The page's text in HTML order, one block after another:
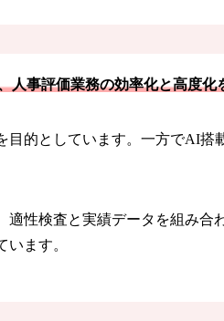
人事評価業務の効率化と高度化
的としています。一方でAI搭
性検査と実績データを組み合
ます。